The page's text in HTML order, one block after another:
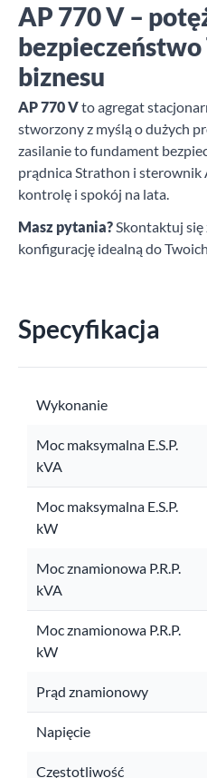
AP 770 V –
biznesu
AP 770 Vto agregat
stworzony z myślą o dużych
zasilanie to fundament
prądnica Strathon i sterownik
kontrolę i spokój na lata.
Masz pytania?Skontaktuj się
konfigurację idealną do
Specyfikacja
Wykonanie
Moc maksymalna E.S.P.
kVA
Moc maksymalna E.S.P.
kW
Moc znamionowa P.R.P.
kVA
Moc znamionowa P.R.P.
kW
Prąd znamionowy
Napięcie
Częstotliwość